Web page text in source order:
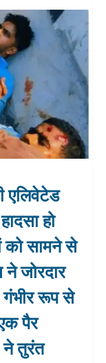
एलिवेटेड
हो
को सामने से
जोरदार
गंभीर रूप से
पैर
तुरंत